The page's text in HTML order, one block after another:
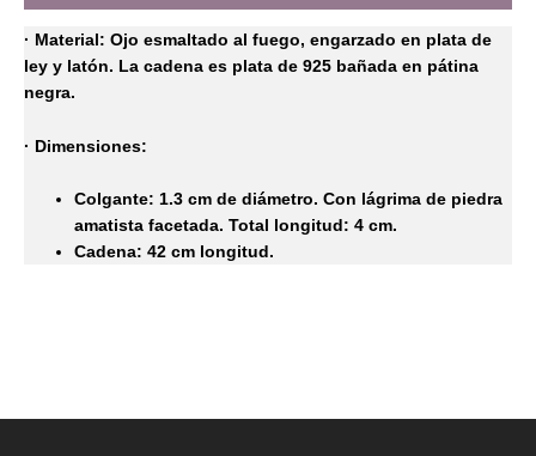
· Material: Ojo esmaltado al fuego, engarzado en plata de
ley y latón. La cadena es plata de 925 bañada en pátina
negra.
· Dimensiones:
Colgante: 1.3 cm de diámetro. Con lágrima de piedra
amatista facetada. Total longitud: 4 cm.
Cadena: 42 cm longitud.